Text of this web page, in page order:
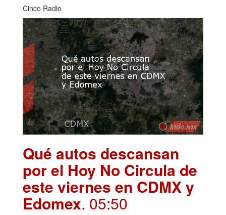
Cinco Radio
Qué autos descansan
por el Hoy No Circula de
este viernes en CDMX y
Edomex. 05:50